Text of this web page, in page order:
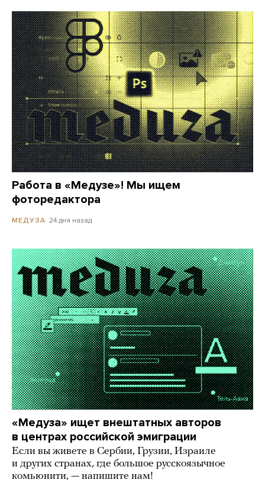
Работа в «Медузе»! Мы ищем
фоторедактора
МЕДУЗА 24 дня назад
«Медуза» ищет внештатных авторов
в центрах российской эмиграции
Если вы живете в Сербии, Грузии, Израиле
и других странах, где большое русскоязычное
комьюнити, — напишите нам!